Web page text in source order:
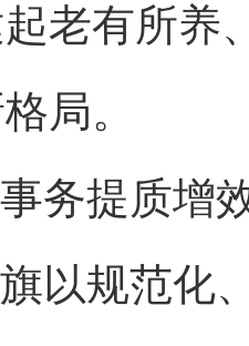
老有所养
局。
务提质增
以规范化